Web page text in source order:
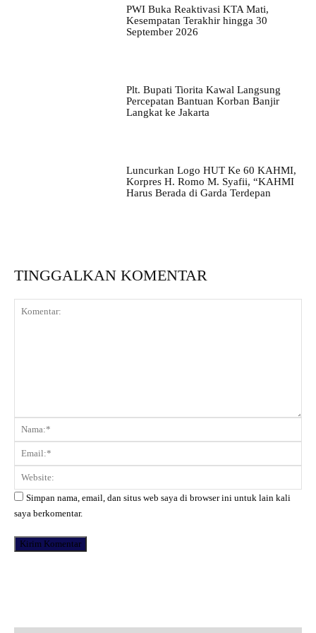
PWI Buka Reaktivasi KTA Mati,
Kesempatan Terakhir hingga 30
September 2026
Plt. Bupati Tiorita Kawal Langsung
Percepatan Bantuan Korban Banjir
Langkat ke Jakarta
Luncurkan Logo HUT Ke 60 KAHMI,
Korpres H. Romo M. Syafii, “KAHMI
Harus Berada di Garda Terdepan
TINGGALKAN KOMENTAR
Komentar:
Simpan nama, email, dan situs web saya di browser ini untuk lain kali
saya berkomentar.